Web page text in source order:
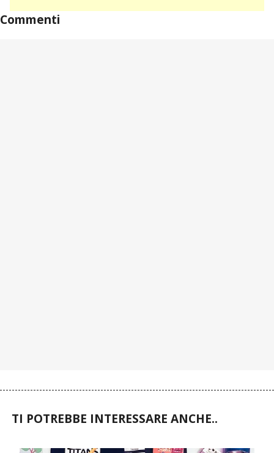
Commenti
TI POTREBBE INTERESSARE ANCHE..